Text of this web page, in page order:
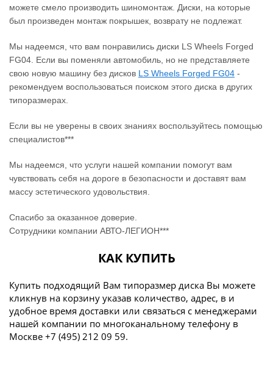
можете смело производить шиномонтаж. Диски, на которые
был произведен монтаж покрышек, возврату не подлежат.
Мы надеемся, что вам понравились диски LS Wheels Forged
FG04. Если вы поменяли автомобиль, но не представляете
свою новую машину без дисков LS Wheels Forged FG04 ‐
рекомендуем воспользоваться поиском этого диска в других
типоразмерах.
Если вы не уверены в своих знаниях воспользуйтесь помощью
специалистов***
Мы надеемся, что услуги нашей компании помогут вам
чувствовать себя на дороге в безопасности и доставят вам
массу эстетического удовольствия.
Спасибо за оказанное доверие.
Сотрудники компании АВТО-ЛЕГИОН***
КАК КУПИТЬ
Купить подходящий Вам типоразмер диска Вы можете
кликнув на корзину указав количество, адрес, в и
удобное время доставки или связаться с менеджерами
нашей компании по многоканальному телефону в
Москве +7 (495) 212 09 59.